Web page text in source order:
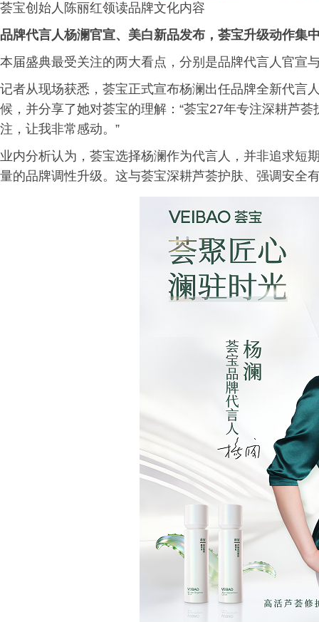
荟宝创始人陈丽红领读品牌文化内容
品牌代言人杨澜官宣、美白新品发布，荟宝升级动作集
本届盛典最受关注的两大看点，分别是品牌代言人官宣
记者从现场获悉，荟宝正式宣布杨澜出任品牌全新代言
候，并分享了她对荟宝的理解：“荟宝27年专注深耕芦
注，让我非常感动。”
业内分析认为，荟宝选择杨澜作为代言人，并非追求短
量的品牌调性升级。这与荟宝深耕芦荟护肤、强调安全